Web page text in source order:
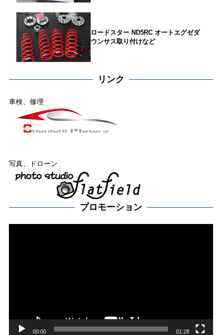
ロードスター ND5RC オートエグゼダ
ウンサス取り付けなど
リンク
車検、修理
写真、ドローン
プロモーション
00:00 01:28